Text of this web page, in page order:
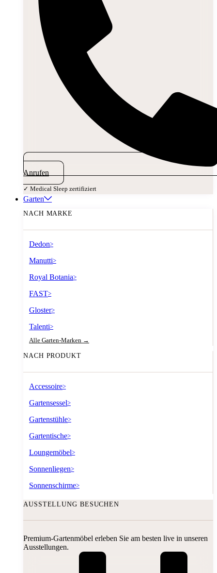
Anrufen
✓ Medical Sleep zertifiziert
Garten
NACH MARKE
Dedon>
Manutti>
Royal Botania>
FAST>
Gloster>
Talenti>
Alle Garten-Marken →
NACH PRODUKT
Accessoire>
Gartensessel>
Gartenstühle>
Gartentische>
Loungemöbel>
Sonnenliegen>
Sonnenschirme>
AUSSTELLUNG BESUCHEN
Premium-Gartenmöbel erleben Sie am besten live in unseren
Ausstellungen.